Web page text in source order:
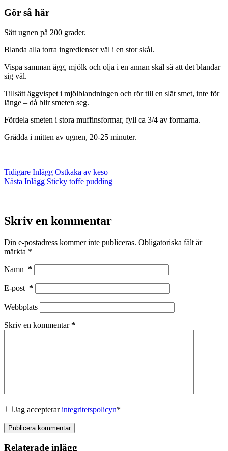
Gör så här
Sätt ugnen på 200 grader.
Blanda alla torra ingredienser väl i en stor skål.
Vispa samman ägg, mjölk och olja i en annan skål så att det blandar
sig väl.
Tillsätt äggvispet i mjölblandningen och rör till en slät smet, inte för
länge – då blir smeten seg.
Fördela smeten i stora muffinsformar, fyll ca 3/4 av formarna.
Grädda i mitten av ugnen, 20-25 minuter.
Tidigare Inlägg Ostkaka av keso
Nästa Inlägg Sticky toffe pudding
Skriv en kommentar
Din e-postadress kommer inte publiceras. Obligatoriska fält är
märkta *
Namn *
E-post *
Webbplats
Skriv en kommentar*
Jag accepterarintegritetspolicyn*
Publicera kommentar
Relaterade inlägg